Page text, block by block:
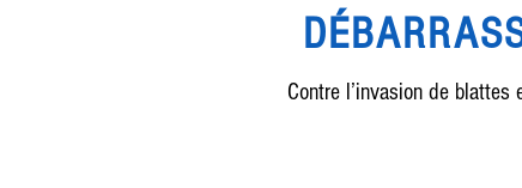
Contre l’invasion de